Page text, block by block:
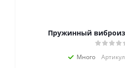
Пружинный
Много